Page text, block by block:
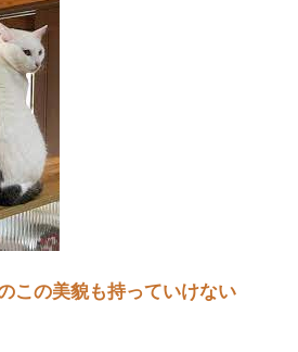
この美貌も持っていけない